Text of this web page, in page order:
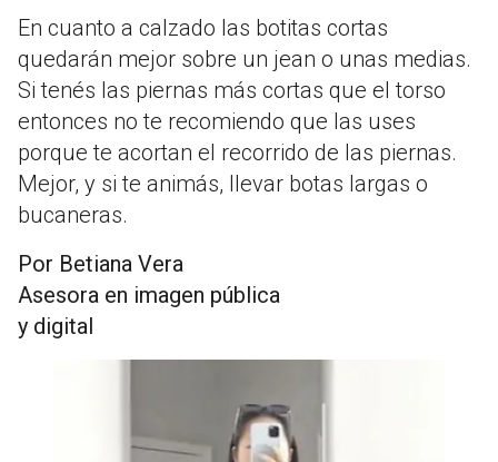
En cuanto a calzado las botitas cortas
quedarán mejor sobre un jean o unas medias.
Si tenés las piernas más cortas que el torso
entonces no te recomiendo que las uses
porque te acortan el recorrido de las piernas.
Mejor, y si te animás, llevar botas largas o
bucaneras.
Por Betiana Vera
Asesora en imagen pública
y digital